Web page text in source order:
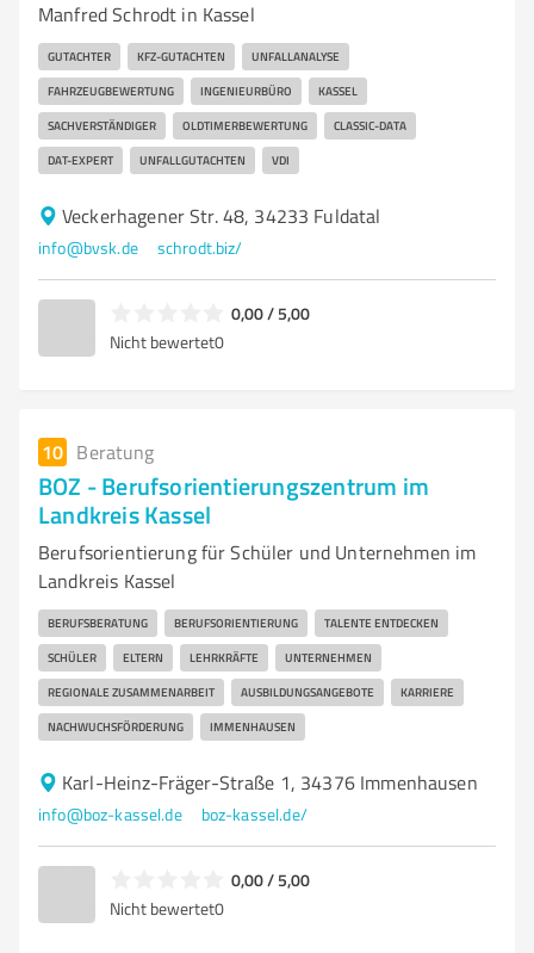
Manfred Schrodt in Kassel
GUTACHTER KFZ-GUTACHTEN UNFALLANALYSE
FAHRZEUGBEWERTUNG INGENIEURBÜRO KASSEL
SACHVERSTÄNDIGER OLDTIMERBEWERTUNG CLASSIC-DATA
DAT-EXPERT UNFALLGUTACHTEN VDI
Veckerhagener Str. 48, 34233 Fuldatal
info@bvsk.de schrodt.biz/
0,00 / 5,00
Nicht bewertet0
10 Beratung
BOZ - Berufsorientierungszentrum im
Landkreis Kassel
Berufsorientierung für Schüler und Unternehmen im
Landkreis Kassel
BERUFSBERATUNG BERUFSORIENTIERUNG TALENTE ENTDECKEN
SCHÜLER ELTERN LEHRKRÄFTE UNTERNEHMEN
REGIONALE ZUSAMMENARBEIT AUSBILDUNGSANGEBOTE KARRIERE
NACHWUCHSFÖRDERUNG IMMENHAUSEN
Karl-Heinz-Fräger-Straße 1, 34376 Immenhausen
info@boz-kassel.de boz-kassel.de/
0,00 / 5,00
Nicht bewertet0